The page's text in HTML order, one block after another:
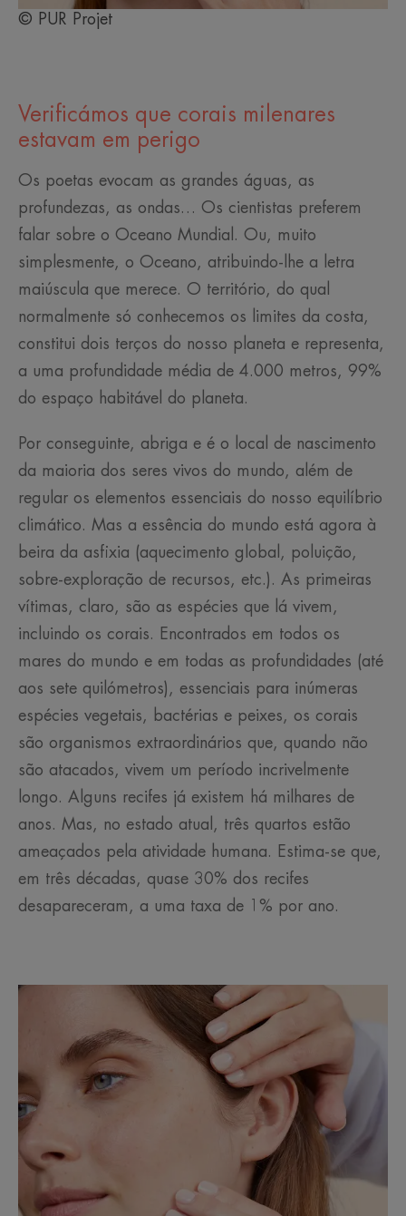
© PUR Projet
Verificámos que corais milenares
estavam em perigo
Os poetas evocam as grandes águas, as
profundezas, as ondas… Os cientistas preferem
falar sobre o Oceano Mundial. Ou, muito
simplesmente, o Oceano, atribuindo-lhe a letra
maiúscula que merece. O território, do qual
normalmente só conhecemos os limites da costa,
constitui dois terços do nosso planeta e representa,
a uma profundidade média de 4.000 metros, 99%
do espaço habitável do planeta.
Por conseguinte, abriga e é o local de nascimento
da maioria dos seres vivos do mundo, além de
regular os elementos essenciais do nosso equilíbrio
climático. Mas a essência do mundo está agora à
beira da asfixia (aquecimento global, poluição,
sobre-exploração de recursos, etc.). As primeiras
vítimas, claro, são as espécies que lá vivem,
incluindo os corais. Encontrados em todos os
mares do mundo e em todas as profundidades (até
aos sete quilómetros), essenciais para inúmeras
espécies vegetais, bactérias e peixes, os corais
são organismos extraordinários que, quando não
são atacados, vivem um período incrivelmente
longo. Alguns recifes já existem há milhares de
anos. Mas, no estado atual, três quartos estão
ameaçados pela atividade humana. Estima-se que,
em três décadas, quase 30% dos recifes
desapareceram, a uma taxa de 1% por ano.